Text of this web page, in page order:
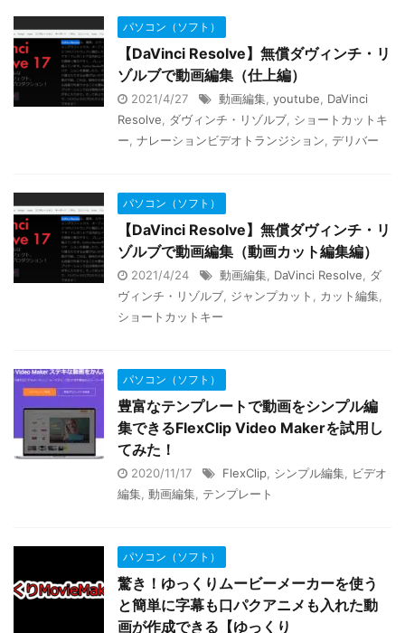
パソコン（ソフト）
【DaVinci Resolve】無償ダヴィンチ・リ
ゾルブで動画編集（仕上編）
2021/4/27 動画編集 youtube
DaVinci
Resolve
ダヴィンチ・リゾルブ ショートカットキ
ー ナレーションビデオトランジション デリバー
パソコン（ソフト）
【DaVinci Resolve】無償ダヴィンチ・リ
ゾルブで動画編集（動画カット編集編）
2021/4/24 動画編集 DaVinci Resolve
ダ
ヴィンチ・リゾルブ ジャンプカット カット編集
ショートカットキー
パソコン（ソフト）
豊富なテンプレートで動画をシンプル編
集できるFlexClip Video Makerを試用し
てみた！
2020/11/17 FlexClip シンプル編集
ビデオ
編集 動画編集 テンプレート
パソコン（ソフト）
驚き！ゆっくりムービーメーカーを使う
と簡単に字幕も口パクアニメも入れた動
画が作成できる【ゆっくり